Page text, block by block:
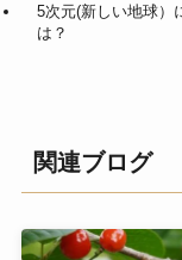
5次元(新しい地球）
は？
関連ブログ